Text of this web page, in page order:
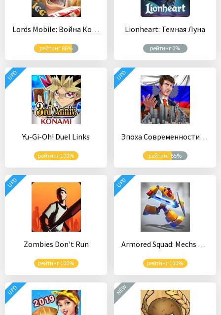
Lords Mobile: Война Королевств. Стратегия Cражений
рейтинг 86%
Lionheart: Темная Луна
рейтинг 0%
Yu-Gi-Oh! Duel Links
рейтинг 100%
UPD
Эпоха Современности – Симулятор Президента
рейтинг 65%
UPD
Zombies Don't Run
рейтинг 100%
UPD
Armored Squad: Mechs vs Robots Online Action
рейтинг 100%
UPD
UPD NEW